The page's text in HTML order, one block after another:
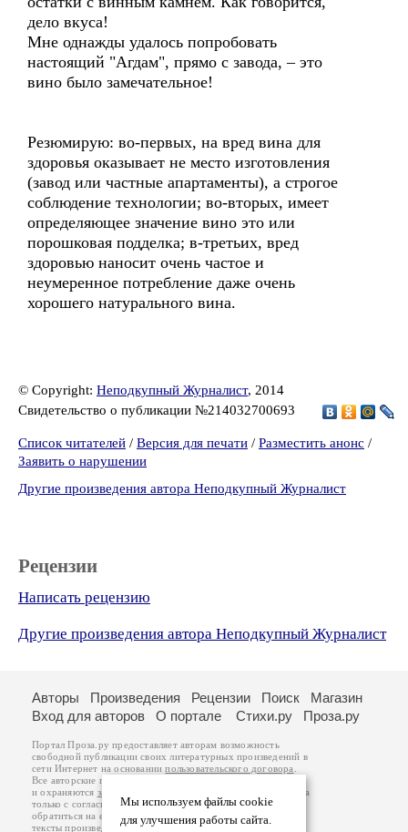
дело вкуса!
Мне однажды удалось попробовать
настоящий "Агдам", прямо с завода, – это
вино было замечательное!
Резюмирую: во-первых, на вред вина для
здоровья оказывает не место изготовления
(завод или частные апартаменты), а строгое
соблюдение технологии; во-вторых, имеет
определяющее значение вино это или
порошковая подделка; в-третьих, вред
здоровью наносит очень частое и
неумеренное потребление даже очень
хорошего натурального вина.
© Copyright: Неподкупный Журналист, 2014
Свидетельство о публикации №214032700693
Список читателей / Версия для печати / Разместить анонс /
Заявить о нарушении
Другие произведения автора Неподкупный Журналист
Рецензии
Написать рецензию
Другие произведения автора Неподкупный Журналист
Мы используем файлы cookie
для улучшения работы сайта.
Авторы Произведения Рецензии Поиск
Магазин
Вход для авторов
О портале Стихи.ру Проза.ру
Портал Проза.ру предоставляет авторам возможность
свободной публикации своих литературных произведений в
сети Интернет на основаниипользовательского договора
Все авторские права на произведения принадлежат авторам
и охраняются законом
. Перепечатка произведений возможна
только с согласия его автора, к которому вы можете
обратиться на его авторской странице. Ответственность за
тексты произведений авторы несут самостоятельно на